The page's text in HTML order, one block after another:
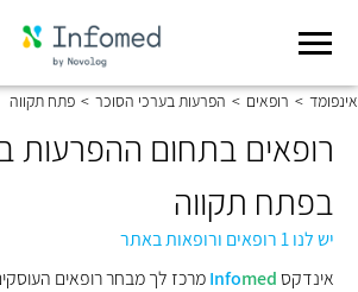
אינפומד > רופאים > הפרעות בערכי הסוכר > פתח תקווה
רופאים בתחום ההפרעות
בפתח תקווה
יש לנו 1 רופאים ורופאות באתר
אינדקס
Infomed
מרכז לך מבחר רופאים